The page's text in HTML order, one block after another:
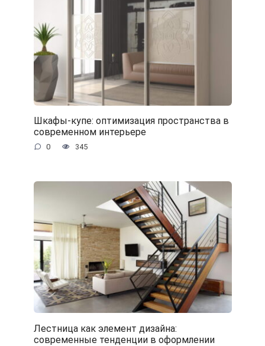
Шкафы-купе: оптимизация пространства в
современном интерьере
0 345
Лестница как элемент дизайна:
современные тенденции в оформлении